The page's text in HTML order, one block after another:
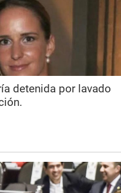
detenida por lavado